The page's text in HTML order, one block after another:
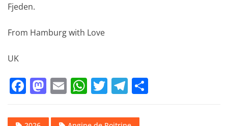
Fjeden.
From Hamburg with Love
UK
F
c
M
st
E
ai
W
at
T
it
T
e